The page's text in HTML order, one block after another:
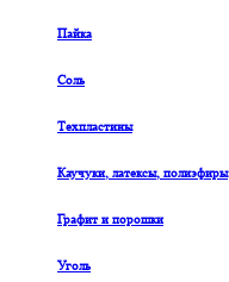
Пайка
Соль
Техпластины
Каучуки, латексы, полиэфиры
Графит и порошки
Уголь